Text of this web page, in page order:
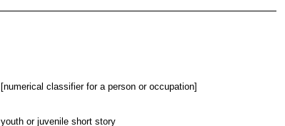
[numerical classifier for a person or occupation]
youth or juvenile short story